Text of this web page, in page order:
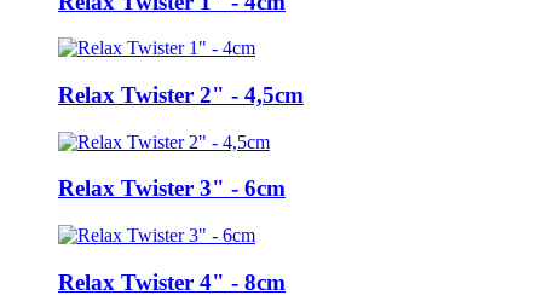
Relax Twister 2" - 4,5cm
Relax Twister 3" - 6cm
Relax Twister 4" - 8cm